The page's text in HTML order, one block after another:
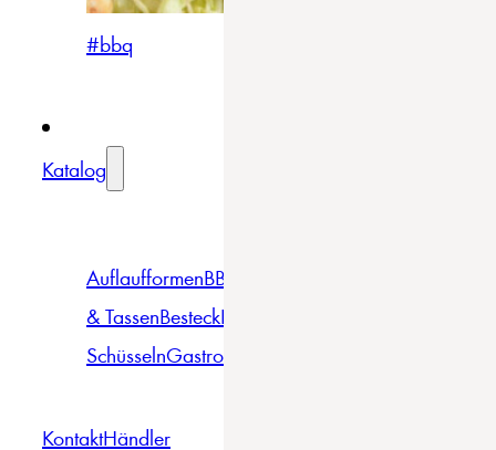
#bbq
Katalog
AuflaufformenBBQ
& TassenBesteckBowls &
SchüsselnGastro
KontaktHändler